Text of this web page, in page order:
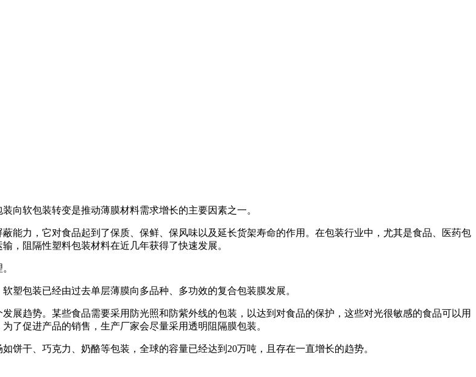
向软包装转变是推动薄膜材料需求增长的主要因素之一。
能力，它对食品起到了保质、保鲜、保风味以及延长货架寿命的作用。在包装行业中，尤其是食品、医药包
，阻隔性塑料包装材料在近几年获得了快速发展。
塑包装已经由过去单层薄膜向多品种、多功效的复合包装膜发展。
展趋势。某些食品需要采用防光照和防紫外线的包装，以达到对食品的保护，这些对光很敏感的食品可以用
了促进产品的销售，生产厂家会尽量采用透明阻隔膜包装。
干、巧克力、奶酪等包装，全球的容量已经达到20万吨，且存在一直增长的趋势。